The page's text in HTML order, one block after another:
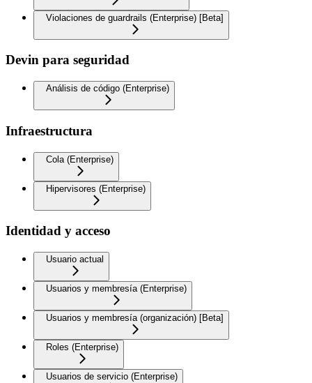
Violaciones de guardrails (Enterprise) [Beta]
Devin para seguridad
Análisis de código (Enterprise)
Infraestructura
Cola (Enterprise)
Hipervisores (Enterprise)
Identidad y acceso
Usuario actual
Usuarios y membresía (Enterprise)
Usuarios y membresía (organización) [Beta]
Roles (Enterprise)
Usuarios de servicio (Enterprise)